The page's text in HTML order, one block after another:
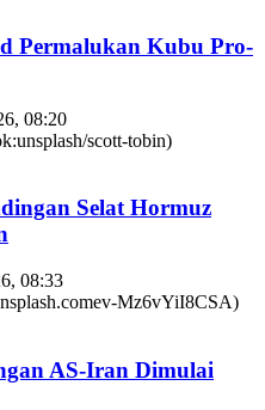
Permalukan Kubu Pro-
08:20
Selat Hormuz
08:33
AS-Iran Dimulai